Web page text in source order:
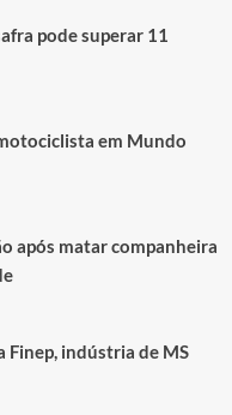
pode superar 11
em Mundo
após matar companheira
Finep, indústria de MS